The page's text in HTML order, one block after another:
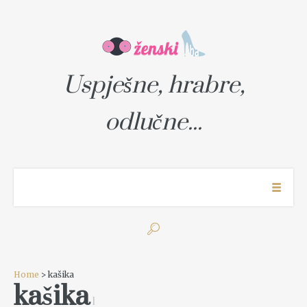
Uspješne, hrabre,
odlučne...
Home > kašika
kašika1